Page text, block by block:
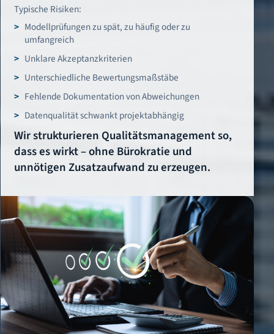
Typische Risiken:
Modellprüfungen zu spät, zu häufig oder zu
umfangreich
Unklare Akzeptanzkriterien
Unterschiedliche Bewertungsmaßstäbe
Fehlende Dokumentation von Abweichungen
Datenqualität schwankt projektabhängig
Wir strukturieren Qualitätsmanagement so,
dass es wirkt – ohne Bürokratie und
unnötigen Zusatzaufwand zu erzeugen.